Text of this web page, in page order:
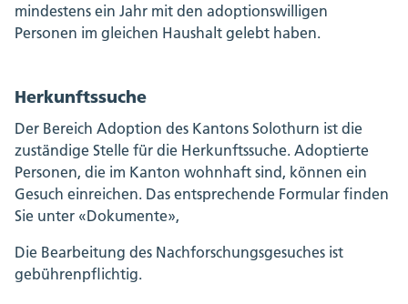
mindestens ein Jahr mit den adoptionswilligen
Personen im gleichen Haushalt gelebt haben.
Herkunftssuche
Der Bereich Adoption des Kantons Solothurn ist die
zuständige Stelle für die Herkunftssuche. Adoptierte
Personen, die im Kanton wohnhaft sind, können ein
Gesuch einreichen. Das entsprechende Formular finden
Sie unter «Dokumente»,
Die Bearbeitung des Nachforschungsgesuches ist
gebührenpflichtig.